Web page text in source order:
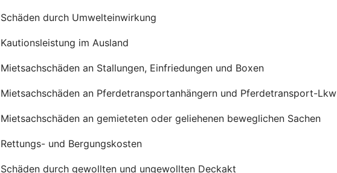
Schäden durch Umwelteinwirkung
Kautionsleistung im Ausland
Mietsachschäden an Stallungen, Einfriedungen und Boxen
Mietsachschäden an Pferdetransportanhängern und Pferdetransport-Lkw
Mietsachschäden an gemieteten oder geliehenen beweglichen Sachen
Rettungs- und Bergungskosten
Schäden durch gewollten und ungewollten Deckakt